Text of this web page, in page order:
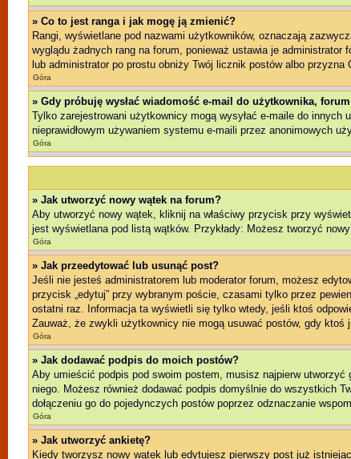
» Co to jest ranga i jak mogę ją zmienić?
Rangi, wyświetlane pod nazwami użytkowników, oznaczają
wyglądu żadnych rang na forum, ponieważ ustawia je
lub administrator po prostu obniży Twój licznik postów albo przyzna
Góra
» Gdy próbuję wysłać wiadomość e-mail do użytkownika,
Tylko zarejestrowani użytkownicy mogą wysyłać e-maile do innych
nieprawidłowym używaniem systemu e-maili przez anonimowych
Góra
» Jak utworzyć nowy wątek na forum?
Aby utworzyć nowy wątek, kliknij na właściwy przycisk przy
jest wyświetlana pod listą wątków. Przykłady: Możesz tworzyć
Góra
» Jak przeedytować lub usunąć post?
Jeśli nie jesteś administratorem lub moderator forum, możesz
przycisk „edytuj” przy wybranym poście, czasami tylko przez
ostatni raz. Informacja ta wyświetli się tylko wtedy, jeśli ktoś
Zauważ, że zwykli użytkownicy nie mogą usuwać postów, gdy ktoś
Góra
» Jak dodawać podpis do moich postów?
Aby umieścić podpis pod swoim postem, musisz najpierw
niego. Możesz również dodawać podpis domyślnie do wszystkich
dołączeniu go do pojedynczych postów poprzez odznaczanie
Góra
» Jak utworzyć ankietę?
Kiedy tworzysz nowy wątek lub edytujesz pierwszy post już